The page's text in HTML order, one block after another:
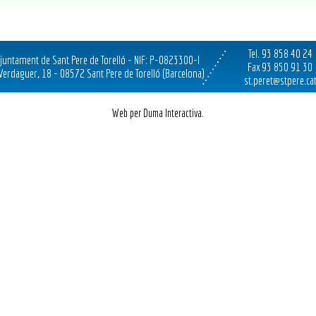
de Sant Pere de Torelló - NIF: P-0823300-I
18 - 08572 Sant Pere de Torelló (Barcelona)
Tel. 93 858 40 24
Fax 93 850 91 30
st.peret@stpere.cat
Web per Duma Interactiva.